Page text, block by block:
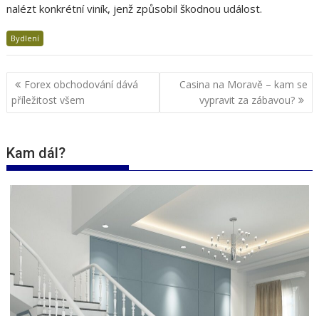
nalézt konkrétní viník, jenž způsobil škodnou událost.
Bydlení
Navigace
pro
příspěvek
Forex obchodování dává
příležitost všem
Casina na Moravě – kam se
vypravit za zábavou?
Kam dál?